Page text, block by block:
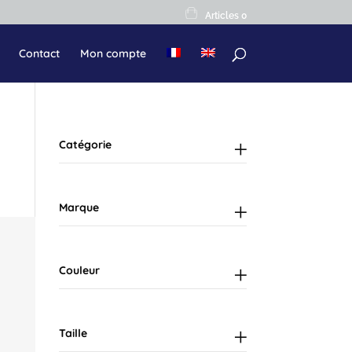
Articles 0
Contact Mon compte
Catégorie
Marque
Couleur
Taille